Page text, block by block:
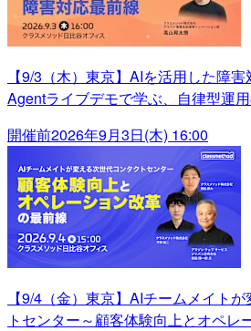
【9/3（木）東京】AIを活用した障
Agentライブデモで学ぶ、自律型運
開催前2026年9月3日(木) 16:00
【9/4（金）東京】AIチームメイト
トセンター～顧客体験向上とオペレ